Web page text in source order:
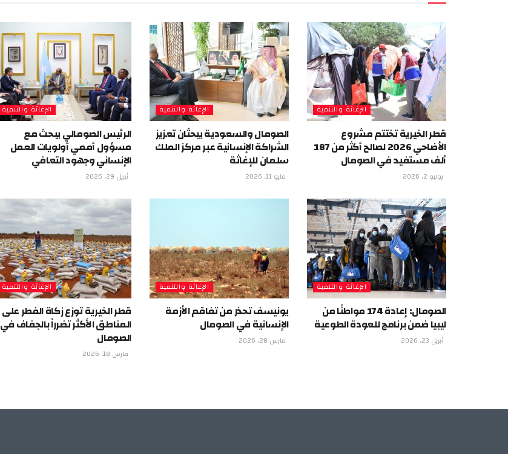
الإغاثة والتنمية
قطر الخيرية تختتم مشروع
الأضاحي 2026 لصالح أكثر من 187
ألف مستفيد في الصومال
يونيو 2, 2026
الإغاثة والتنمية
الصومال والسعودية يبحثان تعزيز
الشراكة الإنسانية عبر مركز الملك
سلمان للإغاثة
مايو 11, 2026
الإغاثة والتنمية
الرئيس الصومالي يبحث مع
مسؤول أممي أولويات العمل
الإنساني وجهود التعافي
أبريل 29, 2026
الإغاثة والتنمية
الصومال: إعادة 174 مواطنًا من
ليبيا ضمن برنامج للعودة الطوعية
أبريل 23, 2026
الإغاثة والتنمية
يونيسف تحذر من تفاقم الأزمة
الإنسانية في الصومال
مارس 28, 2026
الإغاثة والتنمية
قطر الخيرية توزع زكاة الفطر على
المناطق الأكثر تضرراً بالجفاف في
الصومال
مارس 18, 2026